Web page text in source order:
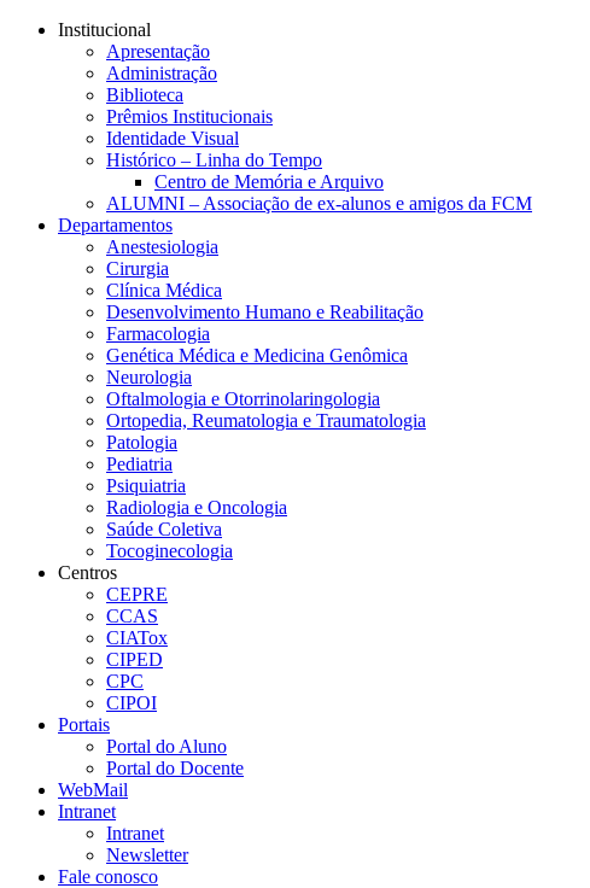
Conteúdo principal
Institucional
Apresentação
Administração
Biblioteca
Prêmios Institucionais
Identidade Visual
Histórico – Linha do Tempo
Centro de Memória e Arquivo
ALUMNI – Associação de ex-alunos e amigos da FCM
Departamentos
Anestesiologia
Cirurgia
Clínica Médica
Desenvolvimento Humano e Reabilitação
Farmacologia
Genética Médica e Medicina Genômica
Neurologia
Oftalmologia e Otorrinolaringologia
Ortopedia, Reumatologia e Traumatologia
Patologia
Pediatria
Psiquiatria
Radiologia e Oncologia
Saúde Coletiva
Tocoginecologia
Centros
CEPRE
CCAS
CIATox
CIPED
CPC
CIPOI
Portais
Portal do Aluno
Portal do Docente
WebMail
Intranet
Intranet
Newsletter
Fale conosco